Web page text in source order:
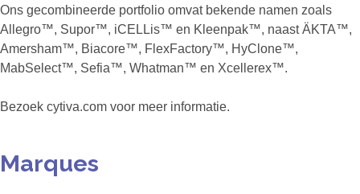
Ons gecombineerde portfolio omvat bekende namen zoals
Allegro™, Supor™, iCELLis™ en Kleenpak™, naast ÄKTA™,
Amersham™, Biacore™, FlexFactory™, HyClone™,
MabSelect™, Sefia™, Whatman™ en Xcellerex™.
Bezoek cytiva.com voor meer informatie.
Marques